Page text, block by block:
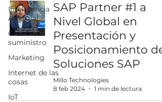
Inteligencia
Artificial
Cadena de
suministro
Marketing
Internet de las
cosas
IoT
SAP Partner #1 a
Nivel Global en
Presentación y
Posicionamiento de
Soluciones SAP
Millo Technologies
8 feb 2024
1 min de lectura